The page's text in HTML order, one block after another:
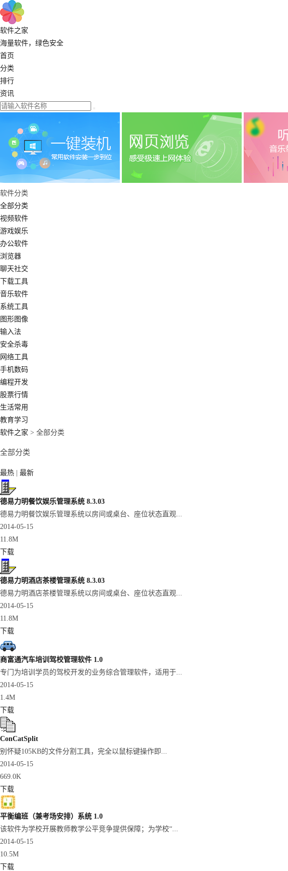
软件之家
海量软件，绿色安全
首页
分类
排行
资讯
软件分类
全部分类
视频软件
游戏娱乐
办公软件
浏览器
聊天社交
下载工具
音乐软件
系统工具
图形图像
输入法
安全杀毒
网络工具
手机数码
编程开发
股票行情
生活常用
教育学习
软件之家 > 全部分类
全部分类
最热 最新
德易力明餐饮娱乐管理系统 8.3.03
德易力明餐饮娱乐管理系统以房间或桌台、座位状态直观...
2014-05-15
11.8M
下载
德易力明酒店茶楼管理系统 8.3.03
德易力明酒店茶楼管理系统以房间或桌台、座位状态直观...
2014-05-15
11.8M
下载
商富通汽车培训驾校管理软件 1.0
专门为培训学员的驾校开发的业务综合管理软件，适用于...
2014-05-15
1.4M
下载
ConCatSplit
别怀疑105KB的文件分割工具，完全以鼠标键操作即...
2014-05-15
669.0K
下载
平衡编班（兼考场安排）系统 1.0
该软件为学校开展教师教学公平竞争提供保障；为学校“...
2014-05-15
10.5M
下载